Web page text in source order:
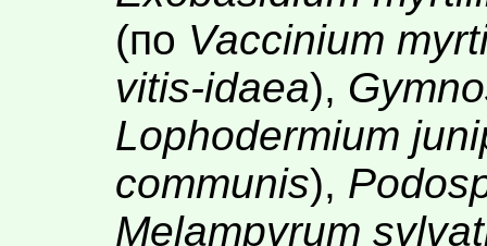
(по Vaccinium
vitis-idaea),
Lophodermium
communis),
Melampyrum